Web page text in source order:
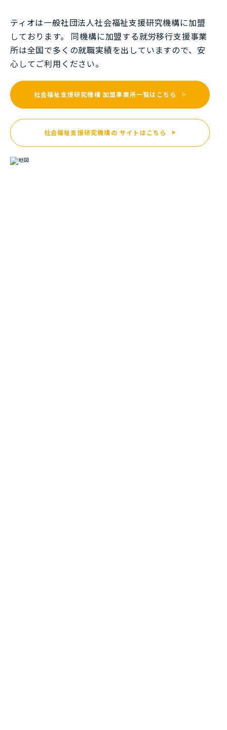
ティオは一般社団法⼈社会福祉⽀援研究機構に加盟
しております。 同機構に加盟する就労移⾏⽀援事業
所は全国で多くの就職実績を出していますので、安
⼼してご利⽤ください。
社会福祉支援研究機構 加盟事業所一覧はこちら
社会福祉支援研究機構の サイトはこちら